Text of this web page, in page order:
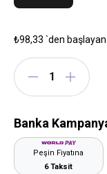
₺98,33 `den
Banka
Peşin Fiyatına
6 Taksit